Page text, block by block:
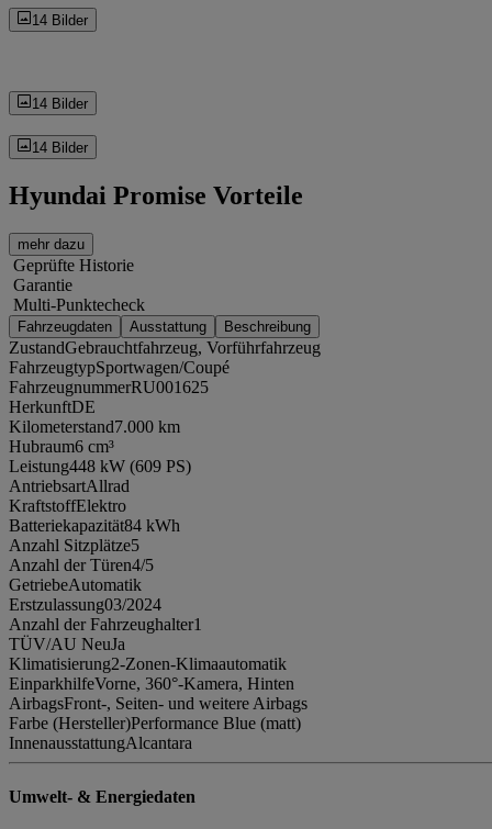
14 Bilder
14 Bilder
14 Bilder
Hyundai Promise Vorteile
mehr dazu
Geprüfte Historie
Garantie
Multi-Punktecheck
Fahrzeugdaten Ausstattung Beschreibung
ZustandGebrauchtfahrzeug, Vorführfahrzeug
FahrzeugtypSportwagen/Coupé
FahrzeugnummerRU001625
HerkunftDE
Kilometerstand7.000 km
Hubraum6 cm³
Leistung448 kW (609 PS)
AntriebsartAllrad
KraftstoffElektro
Batteriekapazität84 kWh
Anzahl Sitzplätze5
Anzahl der Türen4/5
GetriebeAutomatik
Erstzulassung03/2024
Anzahl der Fahrzeughalter1
TÜV/AU NeuJa
Klimatisierung2-Zonen-Klimaautomatik
EinparkhilfeVorne, 360°-Kamera, Hinten
AirbagsFront-, Seiten- und weitere Airbags
Farbe (Hersteller)Performance Blue (matt)
InnenausstattungAlcantara
Umwelt- & Energiedaten